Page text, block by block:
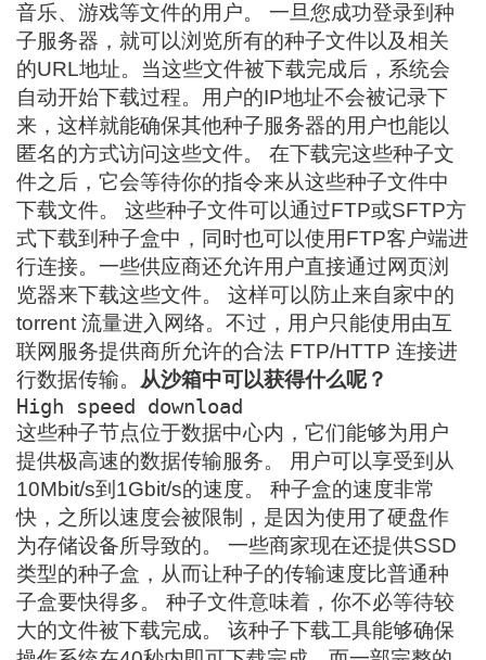
音乐、游戏等文件的用户。 一旦您成功登录到种
子服务器，就可以浏览所有的种子文件以及相关
的URL地址。当这些文件被下载完成后，系统会
自动开始下载过程。用户的IP地址不会被记录下
来，这样就能确保其他种子服务器的用户也能以
匿名的方式访问这些文件。 在下载完这些种子文
件之后，它会等待你的指令来从这些种子文件中
下载文件。 这些种子文件可以通过FTP或SFTP方
式下载到种子盒中，同时也可以使用FTP客户端进
行连接。一些供应商还允许用户直接通过网页浏
览器来下载这些文件。 这样可以防止来自家中的
torrent 流量进入网络。不过，用户只能使用由互
联网服务提供商所允许的合法 FTP/HTTP 连接进
行数据传输。 从沙箱中可以获得什么呢？
High speed download
这些种子节点位于数据中心内，它们能够为用户
提供极高速的数据传输服务。 用户可以享受到从
10Mbit/s到1Gbit/s的速度。 种子盒的速度非常
快，之所以速度会被限制，是因为使用了硬盘作
为存储设备所导致的。 一些商家现在还提供SSD
类型的种子盒，从而让种子的传输速度比普通种
子盒要快得多。 种子文件意味着，你不必等待较
大的文件被下载完成。 该种子下载工具能够确保